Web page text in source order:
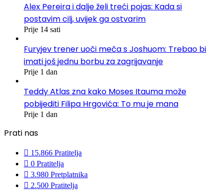
Alex Pereira i dalje želi treći pojas: Kada si
postavim cilj, uvijek ga ostvarim
Prije 14 sati
Furyjev trener uoči meča s Joshuom: Trebao bi
imati još jednu borbu za zagrijavanje
Prije 1 dan
Teddy Atlas zna kako Moses Itauma može
pobijediti Filipa Hrgovića: To mu je mana
Prije 1 dan
Prati nas
15.866 Pratitelja
0 Pratitelja
3.980 Pretplatnika
2.500 Pratitelja